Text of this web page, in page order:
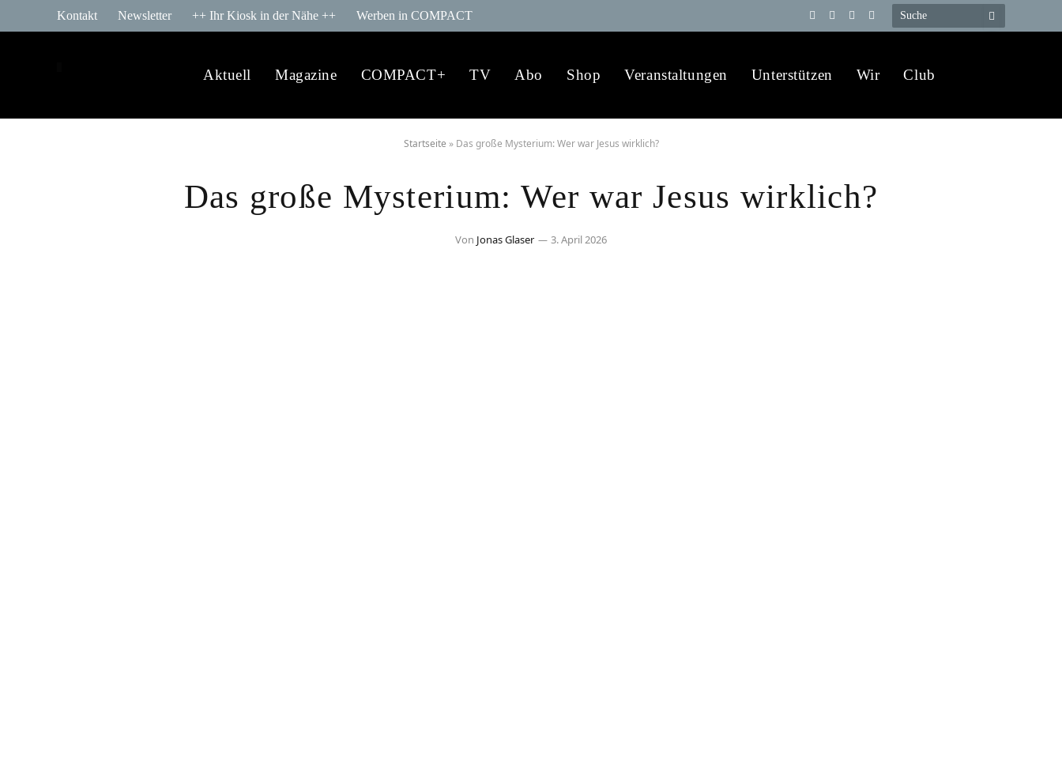
Kontakt Newsletter ++ Ihr Kiosk in der Nähe ++ Werben in COMPACT
Telegram
YouTube
X
WhatsApp
Aktuell Magazine COMPACT+ TV Abo Shop Veranstaltungen Unterstützen Wir Club
Startseite » Das große Mysterium: Wer war Jesus wirklich?
Das große Mysterium: Wer war Jesus wirklich?
Von Jonas Glaser 3. April 2026